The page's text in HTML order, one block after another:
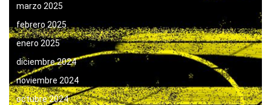
marzo 2025
febrero 2025
enero 2025
diciembre 2024
noviembre 2024
octubre 2024